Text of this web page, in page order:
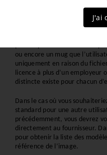
J'ai
Avec une licence Standard,
autonome ; créer des
destinés à la revente ou à la
ou encore un mug que
uniquement en raison du
licence à plus d’un employeur
distincte existe pour chacun
Dans le cas où vous
standard pour une autre
précédemment, vous devrez
directement au fournisseur.
pour obtenir la liste des
référence de l’image.